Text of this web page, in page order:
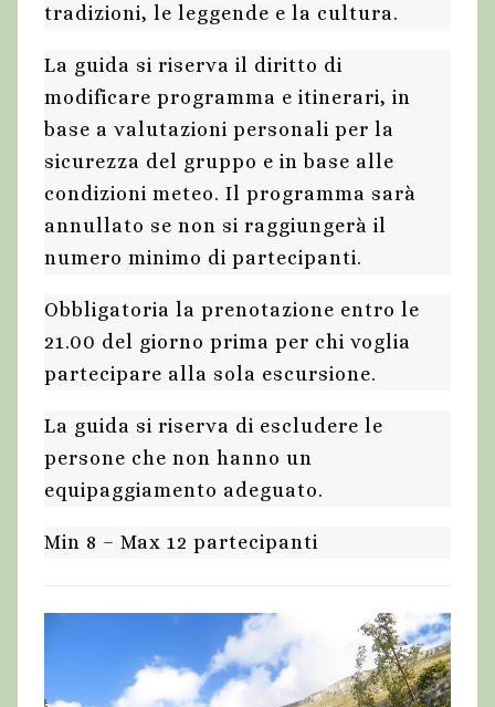
tradizioni, le leggende e la cultura.
La guida si riserva il diritto di
modificare programma e itinerari, in
base a valutazioni personali per la
sicurezza del gruppo e in base alle
condizioni meteo. Il programma sarà
annullato se non si raggiungerà il
numero minimo di partecipanti.
Obbligatoria la prenotazione entro le
21.00 del giorno prima per chi voglia
partecipare alla sola escursione.
La guida si riserva di escludere le
persone che non hanno un
equipaggiamento adeguato.
Min 8 – Max 12 partecipanti